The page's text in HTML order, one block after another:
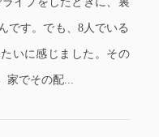
です。でも、8人でいる
いに感じました。その
家でその配...